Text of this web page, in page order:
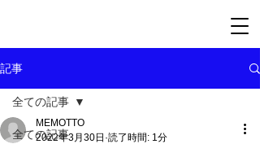
記事
全ての記事
全ての記事
MEMOTTO
2022年3月30日 読了時間: 1分